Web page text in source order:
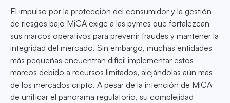
El impulso por la protección del consumidor y la gestión
de riesgos bajo MiCA exige a las pymes que fortalezcan
sus marcos operativos para prevenir fraudes y mantener la
integridad del mercado. Sin embargo, muchas entidades
más pequeñas encuentran difícil implementar estos
marcos debido a recursos limitados, alejándolas aún más
de los mercados cripto. A pesar de la intención de MiCA
de unificar el panorama regulatorio, su complejidad